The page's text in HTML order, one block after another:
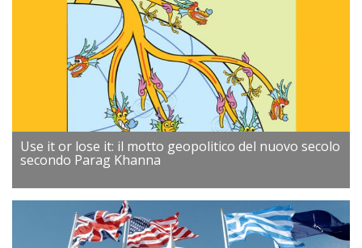
Use it or lose it: il motto geopolitico del nuovo secolo
secondo Parag Khanna